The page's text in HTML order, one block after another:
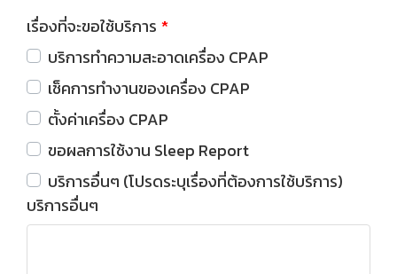
เรื่องที่จะขอใช้บริการ
บริการทำความสะอาดเครื่อง CPAP
เช็คการทำงานของเครื่อง CPAP
ตั้งค่าเครื่อง CPAP
ขอผลการใช้งาน Sleep Report
บริการอื่นๆ (โปรดระบุเรื่องที่ต้องการใช้บริการ)
บริการอื่นๆ